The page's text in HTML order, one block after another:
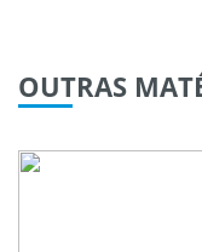
OUTRAS